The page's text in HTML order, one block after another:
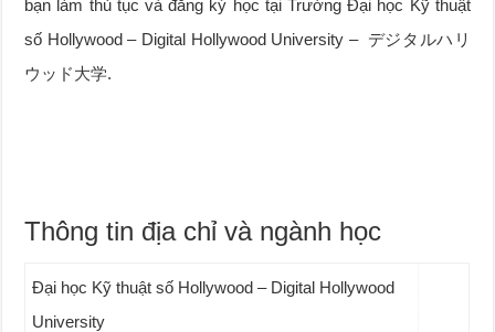
bạn làm thủ tục và đăng ký học tại Trường Đại học Kỹ thuật
số Hollywood – Digital Hollywood University – デジタルハリ
ウッド大学.
Thông tin địa chỉ và ngành học
Đại học Kỹ thuật số Hollywood – Digital Hollywood
University